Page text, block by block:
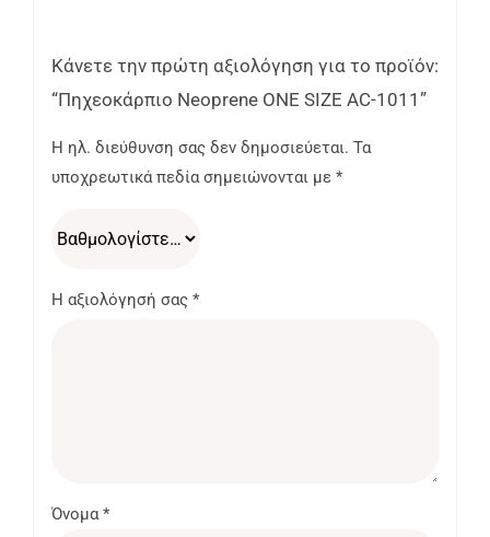
Κάνετε την πρώτη αξιολόγηση για το προϊόν:
“Πηχεοκάρπιο Neoprene ONE SIZE AC-1011”
Η ηλ. διεύθυνση σας δεν δημοσιεύεται. Τα
υποχρεωτικά πεδία σημειώνονται με *
Η αξιολόγησή σας *
Όνομα*